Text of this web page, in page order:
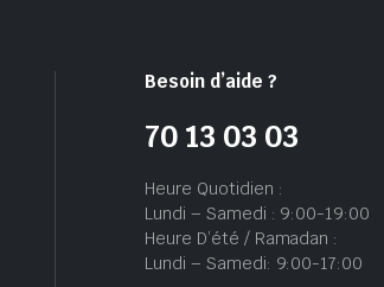
Besoin d’aide ?
70 13 03 03
Heure Quotidien :
Lundi – Samedi : 9:00-19:00
Heure D’été / Ramadan :
Lundi – Samedi: 9:00-17:00